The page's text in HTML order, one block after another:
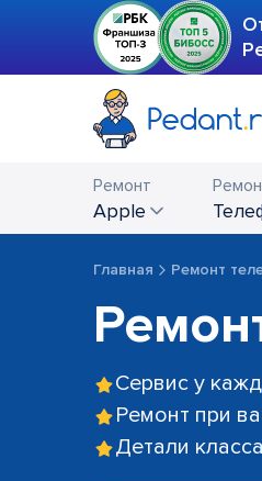
Ремонт
Apple
Главная Ремонт
Сервис у
Ремонт при
Детали